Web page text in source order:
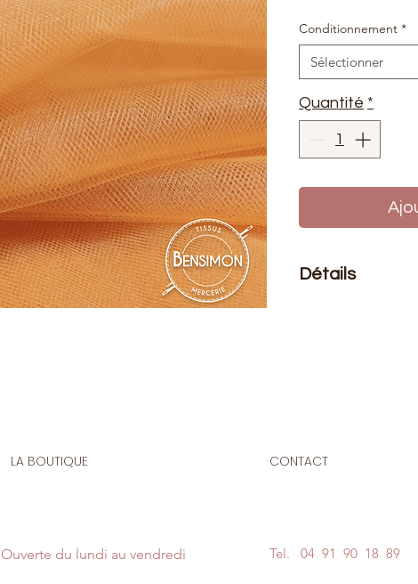
Conditionnement *
Sélectionner
Quantité *
Détails
Tissu transparent,
tentures,
LA BOUTIQUE
Ouverte du lundi au vendredi
CONTACT
Tel. 04 91 90 18 89